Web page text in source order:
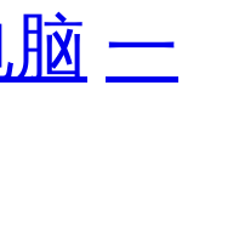
一